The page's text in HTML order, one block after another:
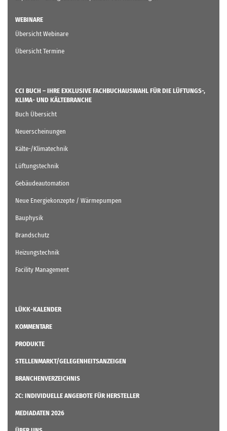
WEBINARE
Übersicht Webinare
Übersicht Termine
CCI BUCH – IHRE EXKLUSIVE FACHBUCHAUSWAHL FÜR DIE LÜFTUNGS-,
KLIMA- UND KÄLTEBRANCHE
Buch Übersicht
Neuerscheinungen
Kälte-/Klimatechnik
Lüftungstechnik
Gebäudeautomation
Neue Energiekonzepte / Wärmepumpen
Bauphysik
Brandschutz
Heizungstechnik
Facility Management
LÜKK-KALENDER
KOMMENTARE
PRODUKTE
STELLENMARKT/GELEGENHEITSANZEIGEN
BRANCHENVERZEICHNIS
2C: INDIVIDUELLE ANGEBOTE FÜR HERSTELLER
MEDIADATEN 2026